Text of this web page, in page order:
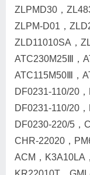
ZLPMD30，
ZLPM-D01，
ZLD11010SA，
ATC230M25Ⅲ，
ATC115M50Ⅲ，
DF0231-110/20
DF0231-110/20
DF0230-220/5，
CHR-22020，
ACM，K3A10LA